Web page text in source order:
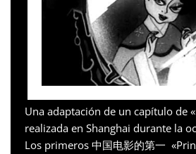
Una adaptación de un capítulo de
realizada en Shanghai durante la
Los primeros 中国电影的第一